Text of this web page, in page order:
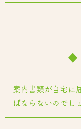
◆
案内書類が自宅に
ばならないのでし